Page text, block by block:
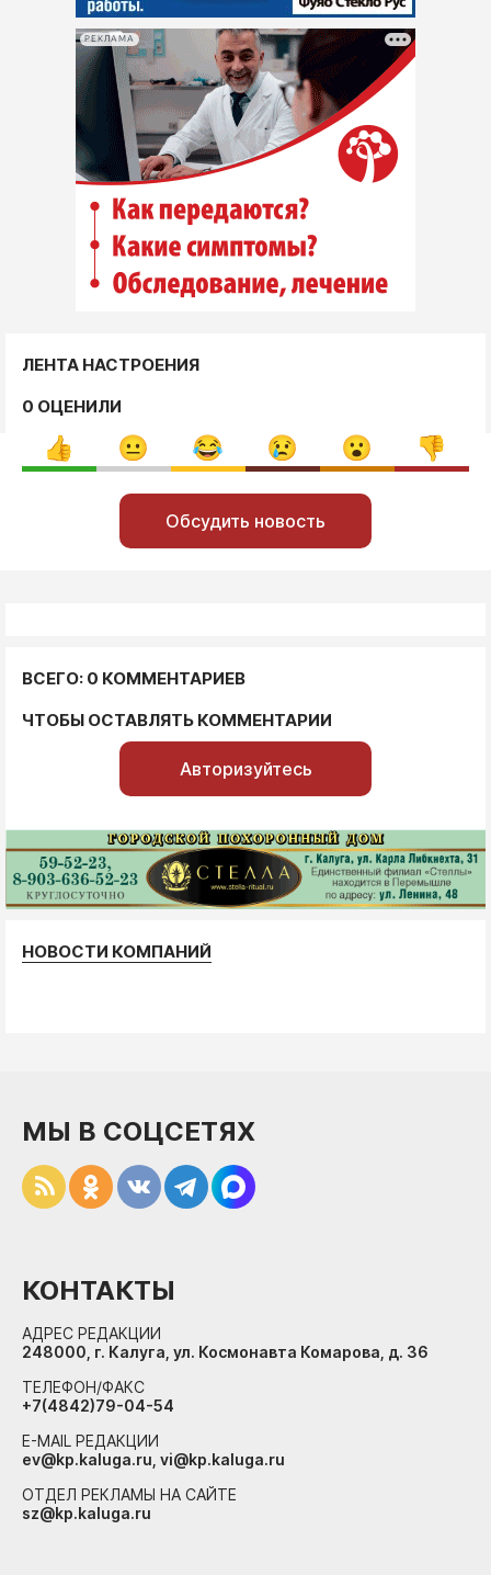
РЕКЛАМА
ЛЕНТА НАСТРОЕНИЯ
0 ОЦЕНИЛИ
Обсудить новость
ВСЕГО: 0 КОММЕНТАРИЕВ
ЧТОБЫ ОСТАВЛЯТЬ КОММЕНТАРИИ
Авторизуйтесь
НОВОСТИ КОМПАНИЙ
МЫ В СОЦСЕТЯХ
КОНТАКТЫ
АДРЕС РЕДАКЦИИ
248000, г. Калуга, ул. Космонавта Комарова, д. 36
ТЕЛЕФОН/ФАКС
+7(4842)79-04-54
E-MAIL РЕДАКЦИИ
ev@kp.kaluga.ru, vi@kp.kaluga.ru
ОТДЕЛ РЕКЛАМЫ НА САЙТЕ
sz@kp.kaluga.ru